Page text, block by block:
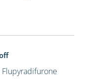
Flupyradifurone